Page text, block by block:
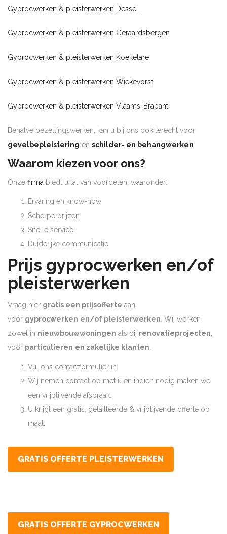
Gyprocwerken & pleisterwerken Dessel
Gyprocwerken & pleisterwerken Geraardsbergen
Gyprocwerken & pleisterwerken Koekelare
Gyprocwerken & pleisterwerken Wiekevorst
Gyprocwerken & pleisterwerken Vlaams-Brabant
Behalve bezettingswerken, kan u bij ons ook terecht voor
gevelbepleistering en schilder- en behangwerken.
Waarom kiezen voor ons?
Onze firma biedt u tal van voordelen, waaronder:
Ervaring en know-how
Scherpe prijzen
Snelle service
Duidelijke communicatie
Prijs gyprocwerken en/of
pleisterwerken
Vraag hier gratis een prijsofferte aan
voor gyprocwerken en/of pleisterwerken. Wij werken
zowel in nieuwbouwwoningen als bij renovatieprojecten,
voor particulieren en zakelijke klanten.
Vul ons contactformulier in.
Wij nemen contact op met u en indien nodig maken we
een vrijblijvende afspraak.
U krijgt een gratis, getailleerde & vrijblijvende offerte op
maat.
GRATIS OFFERTE PLEISTERWERKEN
GRATIS OFFERTE GYPROCWERKEN